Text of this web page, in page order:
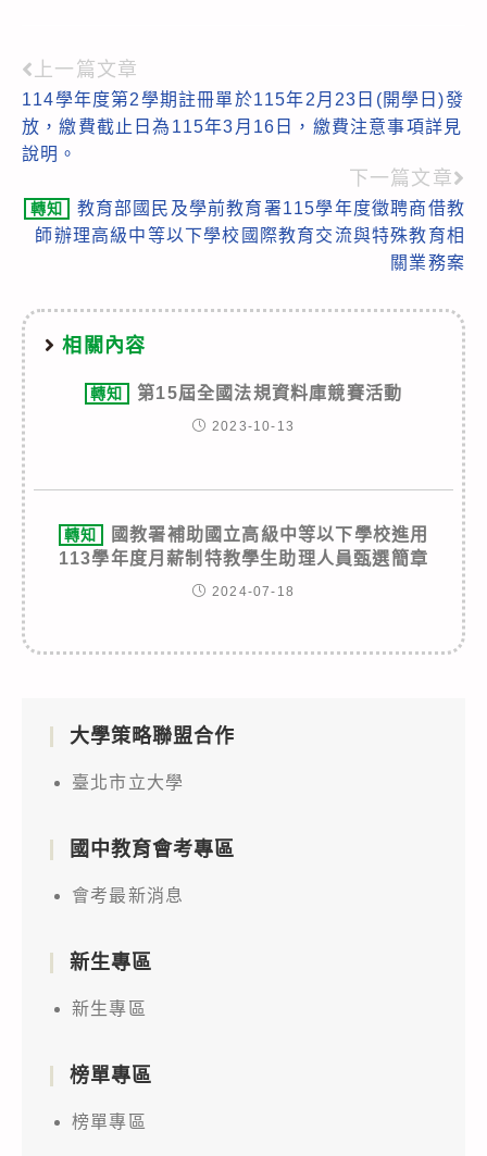
Read
more
articles
上一篇文章
114學年度第2學期註冊單於115年2月23日(開學日)發
放，繳費截止日為115年3月16日，繳費注意事項詳見
說明。
下一篇文章
轉知
教育部國民及學前教育署115學年度徵聘商借教
師辦理高級中等以下學校國際教育交流與特殊教育相
關業務案
相關內容
轉知 第15屆全國法規資料庫競賽活動
2023-10-13
轉知
國教署補助國立高級中等以下學校進用
113學年度月薪制特教學生助理人員甄選簡章
2024-07-18
大學策略聯盟合作
臺北市立大學
國中教育會考專區
會考最新消息
新生專區
新生專區
榜單專區
榜單專區